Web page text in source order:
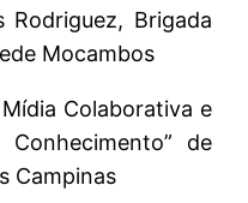
Rodriguez, Brigada
Mocambos
Colaborativa e
de
Campinas